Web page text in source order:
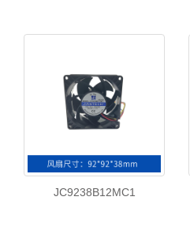
JC9238B12MC1